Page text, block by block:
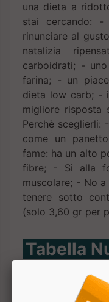
una dieta a
stai cercando: -
rinunciare al
natalizia
carboidrati; -
farina; - un
dieta low carb; -
migliore risposta
Perchè sceglierli:
come un
fame: ha un alto
fibre; - Si alla
muscolare; - No
tenere sotto
(solo 3,60 gr per
Tabella
Componente